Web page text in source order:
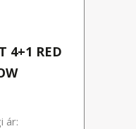
4+1 RED
ár: